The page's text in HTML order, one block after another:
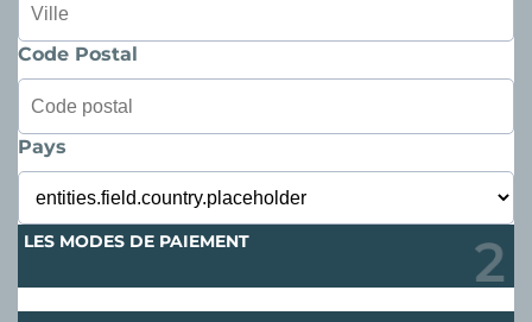
Code Postal
Pays
LES MODES DE PAIEMENT